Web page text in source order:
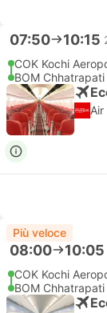
07:50 10:15
COK Kochi
BOM
Più veloce
08:00 10:05
COK Kochi
BOM